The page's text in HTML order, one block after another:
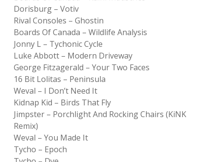
Dorisburg – Votiv
Rival Consoles – Ghostin
Boards Of Canada – Wildlife Analysis
Jonny L – Tychonic Cycle
Luke Abbott – Modern Driveway
George Fitzagerald – Your Two Faces
16 Bit Lolitas – Peninsula
Weval – I Don’t Need It
Kidnap Kid – Birds That Fly
Jimpster – Porchlight And Rocking Chairs (KiNK
Remix)
Weval – You Made It
Tycho – Epoch